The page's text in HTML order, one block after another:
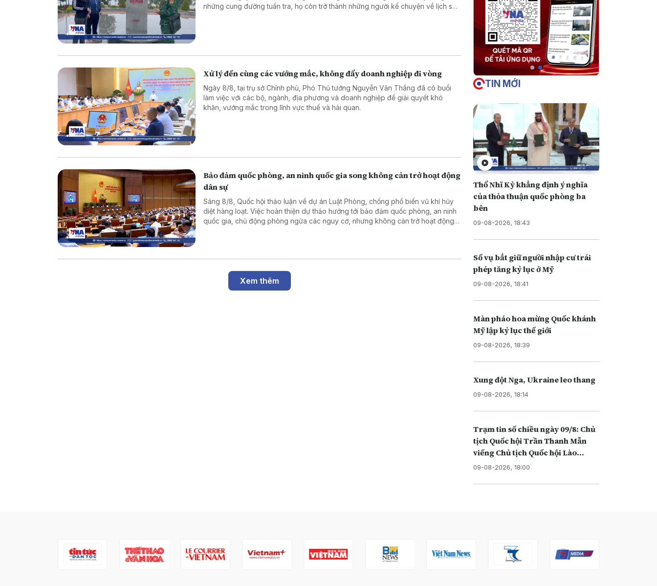
những cung đường tuần tra, họ còn trở thành những người kể chuyện về lịch sử,
Xử lý đến cùng các vướng mắc, không đẩy doanh nghiệp đi vòng
Ngày 8/8, tại trụ sở Chính phủ, Phó Thủ tướng Nguyễn Văn Thắng đã có buổi
làm việc với các bộ, ngành, địa phương và doanh nghiệp để giải quyết khó
khăn, vướng mắc trong lĩnh vực thuế và hải quan.
Bảo đảm quốc phòng, an ninh quốc gia song không cản trở hoạt động
dân sự
Sáng 8/8, Quốc hội thảo luận về dự án Luật Phòng, chống phổ biến vũ khí hủy
diệt hàng loạt. Việc hoàn thiện dự thảo hướng tới bảo đảm quốc phòng, an ninh
quốc gia, chủ động phòng ngừa các nguy cơ, nhưng không cản trở hoạt động
Xem thêm
TIN MỚI
Thổ Nhĩ Kỳ khẳng định ý nghĩa
của thỏa thuận quốc phòng ba
bên
09-08-2026, 18:43
Số vụ bắt giữ người nhập cư trái
phép tăng kỷ lục ở Mỹ
09-08-2026, 18:41
Màn pháo hoa mừng Quốc khánh
Mỹ lập kỷ lục thế giới
09-08-2026, 18:39
Xung đột Nga, Ukraine leo thang
09-08-2026, 18:14
Trạm tin số chiều ngày 09/8: Chủ
tịch Quốc hội Trần Thanh Mẫn
viếng Chủ tịch Quốc hội Lào
Xaysomphone Phomvihane
09-08-2026, 18:00